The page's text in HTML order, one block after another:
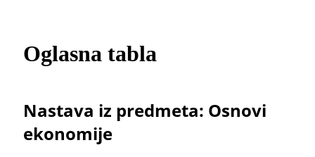
Oglasna tabla
Nastava iz predmeta: Osnovi
ekonomije